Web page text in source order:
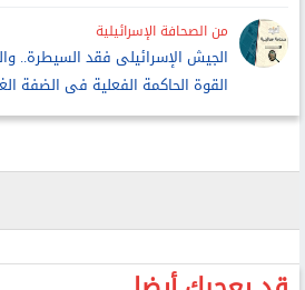
من الصحافة الإسرائيلية
الجيش الإسرائيلى فقد السيطرة..
القوة الحاكمة الفعلية فى الضفة